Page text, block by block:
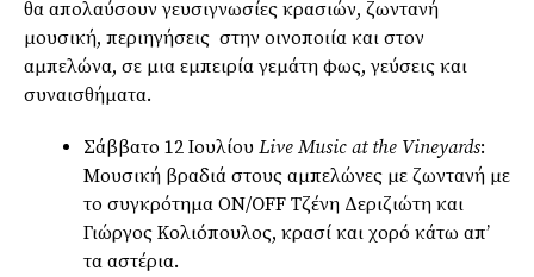
θα απολαύσουν γευσιγνωσίες κρασιών, ζωντανή
μουσική, περιηγήσεις στην οινοποιία και στον
αμπελώνα, σε μια εμπειρία γεμάτη φως, γεύσεις και
συναισθήματα.
Σάββατο 12 Ιουλίου Live Music at the Vineyards:
Μουσική βραδιά στους αμπελώνες με ζωντανή με
το συγκρότημα ΟΝ/OFF Τζένη Δεριζιώτη και
Γιώργος Κολιόπουλος, κρασί και χορό κάτω απ’
τα αστέρια.